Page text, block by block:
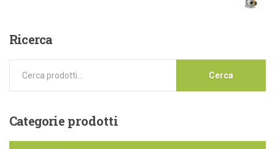
Ricerca
Cerca
Categorieprodotti